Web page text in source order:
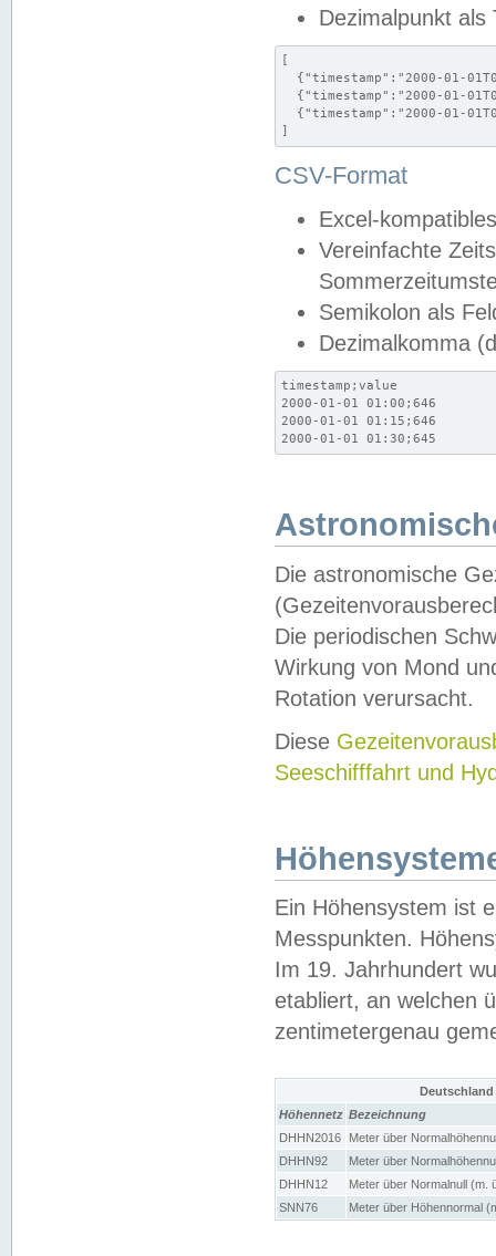
Dezimalpunkt als
[
{"timestamp":"2000-01-
{"timestamp":"2000-01-
{"timestamp":"2000-01-
]
CSV-Format
Excel-
Vereinfachte
Semikolon als
Dezimalkomma
timestamp;value
2000-01-01 01:00;646
2000-01-01 01:15;646
2000-01-01 01:30;645
Die astronomische
Die periodischen
Wirkung von Mond
Rotation verursacht.
Diese
Seeschifffahrt und
Ein Höhensystem ist
Messpunkten.
Im 19. Jahrhundert
etabliert, an welchen
zentimetergenau
Höhennetz Bezeichnung
DHHN2016
Meter über
DHHN92
Meter über
DHHN12
Meter über Normalnull (m.
SNN76
Meter über Höhennormal